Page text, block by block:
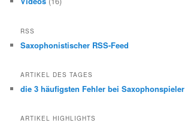
RSS
Saxophonistischer RSS-Feed
ARTIKEL DES TAGES
die 3 häufigsten Fehler bei Saxophonspieler
ARTIKEL HIGHLIGHTS